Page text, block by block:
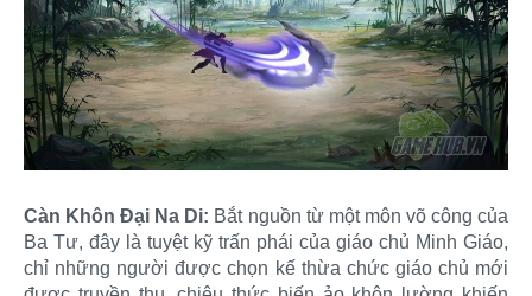
Càn Khôn Đại Na Di: Bắt nguồn từ một môn võ công của
Ba Tư, đây là tuyệt kỹ trấn phái của giáo chủ Minh Giáo,
chỉ những người được chọn kế thừa chức giáo chủ mới